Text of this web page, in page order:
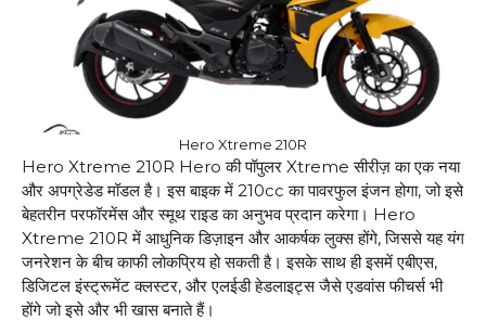
Hero Xtreme 210R
Hero Xtreme 210R Hero की पॉपुलर Xtreme सीरीज़ का एक नया
और अपग्रेडेड मॉडल है। इस बाइक में 210cc का पावरफुल इंजन होगा, जो इसे
बेहतरीन परफॉरमेंस और स्मूथ राइड का अनुभव प्रदान करेगा। Hero
Xtreme 210R में आधुनिक डिज़ाइन और आकर्षक लुक्स होंगे, जिससे यह यंग
जनरेशन के बीच काफी लोकप्रिय हो सकती है। इसके साथ ही इसमें एबीएस,
डिजिटल इंस्ट्रूमेंट क्लस्टर, और एलईडी हेडलाइट्स जैसे एडवांस फीचर्स भी
होंगे जो इसे और भी खास बनाते हैं।